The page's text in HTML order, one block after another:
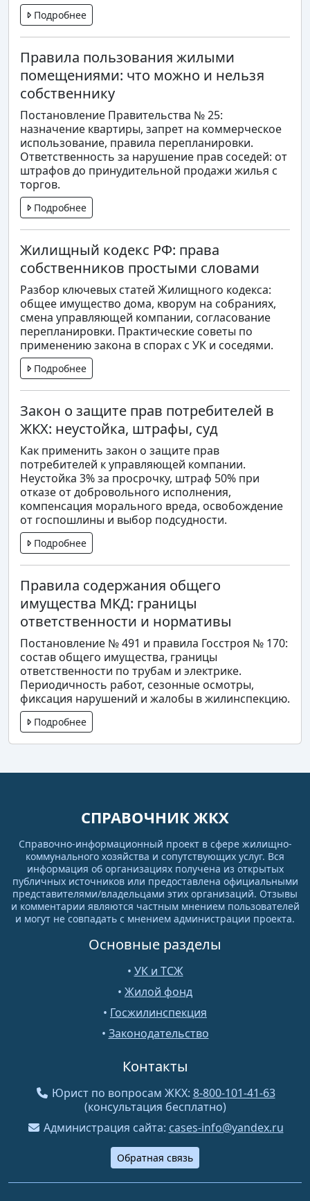
Подробнее
Правила пользования жилыми
помещениями: что можно и нельзя
собственнику
Постановление Правительства № 25:
назначение квартиры, запрет на коммерческое
использование, правила перепланировки.
Ответственность за нарушение прав соседей: от
штрафов до принудительной продажи жилья с
торгов.
Подробнее
Жилищный кодекс РФ: права
собственников простыми словами
Разбор ключевых статей Жилищного кодекса:
общее имущество дома, кворум на собраниях,
смена управляющей компании, согласование
перепланировки. Практические советы по
применению закона в спорах с УК и соседями.
Подробнее
Закон о защите прав потребителей в
ЖКХ: неустойка, штрафы, суд
Как применить закон о защите прав
потребителей к управляющей компании.
Неустойка 3% за просрочку, штраф 50% при
отказе от добровольного исполнения,
компенсация морального вреда, освобождение
от госпошлины и выбор подсудности.
Подробнее
Правила содержания общего
имущества МКД: границы
ответственности и нормативы
Постановление № 491 и правила Госстроя № 170:
состав общего имущества, границы
ответственности по трубам и электрике.
Периодичность работ, сезонные осмотры,
фиксация нарушений и жалобы в жилинспекцию.
Подробнее
СПРАВОЧНИК ЖКХ
Справочно-информационный проект в сфере жилищно-
коммунального хозяйства и сопутствующих услуг. Вся
информация об организациях получена из открытых
публичных источников или предоставлена официальными
представителями/владельцами этих организаций. Отзывы
и комментарии являются частным мнением пользователей
и могут не совпадать с мнением администрации проекта.
Основные разделы
• УК и ТСЖ
• Жилой фонд
• Госжилинспекция
• Законодательство
Контакты
Юрист по вопросам ЖКХ: 8-800-101-41-63
(консультация бесплатно)
Администрация сайта: cases-info@yandex.ru
Обратная связь